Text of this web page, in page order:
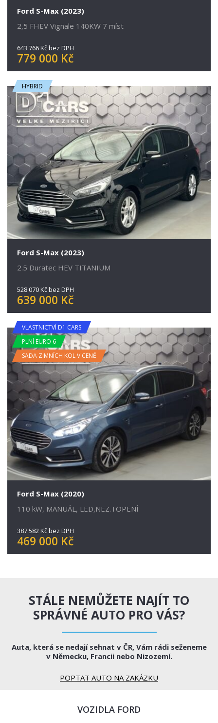
Ford S-Max (2023)
2,5 FHEV Vignale 140KW 7 míst
643 766 Kč bez DPH
779 000 Kč
HYBRID
Ford S-Max (2023)
2.5 Duratec HEV TITANIUM
528 070 Kč bez DPH
639 000 Kč
VLASTNICTVÍ D1 CARS
PLNÍ EURO 6
SADA ZIMNÍCH KOL V CENĚ
Ford S-Max (2020)
110 kW, MANUÁL, LED,NEZ.TOPENÍ
387 582 Kč bez DPH
469 000 Kč
STÁLE NEMŮŽETE NAJÍT TO
SPRÁVNÉ AUTO PRO VÁS?
Auta, která se nedají sehnat v ČR, Vám rádi seženeme
v Německu, Francii nebo Nizozemí.
POPTAT AUTO NA ZAKÁZKU
VOZIDLA FORD